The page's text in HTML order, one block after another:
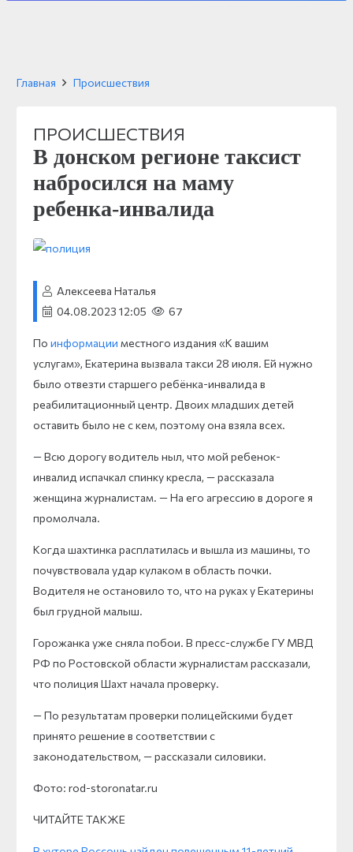
Главная Происшествия
ПРОИСШЕСТВИЯ
В донском регионе таксист
набросился на маму
ребенка-инвалида
Алексеева Наталья
04.08.2023 12:05
67
По информации местного издания «К вашим
услугам», Екатерина вызвала такси 28 июля. Ей нужно
было отвезти старшего ребёнка-инвалида в
реабилитационный центр. Двоих младших детей
оставить было не с кем, поэтому она взяла всех.
— Всю дорогу водитель ныл, что мой ребенок-
инвалид испачкал спинку кресла, — рассказала
женщина журналистам. — На его агрессию в дороге я
промолчала.
Когда шахтинка расплатилась и вышла из машины, то
почувствовала удар кулаком в область почки.
Водителя не остановило то, что на руках у Екатерины
был грудной малыш.
Горожанка уже сняла побои. В пресс-службе ГУ МВД
РФ по Ростовской области журналистам рассказали,
что полиция Шахт начала проверку.
— По результатам проверки полицейскими будет
принято решение в соответствии с
законодательством, — рассказали силовики.
Фото: rod-storonatar.ru
ЧИТАЙТЕ ТАКЖЕ